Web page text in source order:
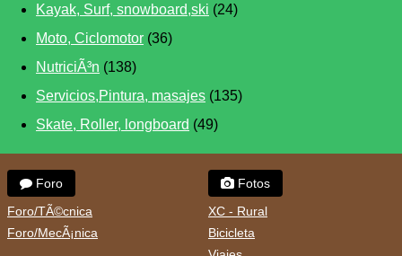
Kayak, Surf, snowboard,ski (24)
Moto, Ciclomotor (36)
NutriciÃ³n (138)
Servicios,Pintura, masajes (135)
Skate, Roller, longboard (49)
Foro
Foro/TÃ©cnica
Foro/MecÃ¡nica
Fotos
XC - Rural
Bicicleta